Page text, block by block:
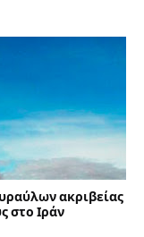
ακριβείας
στο Ιράν